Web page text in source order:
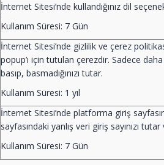
İnternet Sitesi’nde kullandığınız dil
Kullanım Süresi: 7 Gün
İnternet Sitesi’nde gizlilik ve çerez
popup’ı için tutulan çerezdir. Sadece
basıp, basmadığınızı tutar.
Kullanım Süresi: 1 yıl
İnternet Sitesi’nde platforma giriş
sayfasındaki yanlış veri giriş sayınızı
Kullanım Süresi: 7 Gün